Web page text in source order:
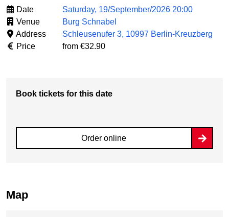
Date
Saturday, 19/September/2026 20:00
Venue
Burg Schnabel
Address
Schleusenufer 3, 10997 Berlin-Kreuzberg
Price
from €32.90
Book tickets for this date
Order online
Map